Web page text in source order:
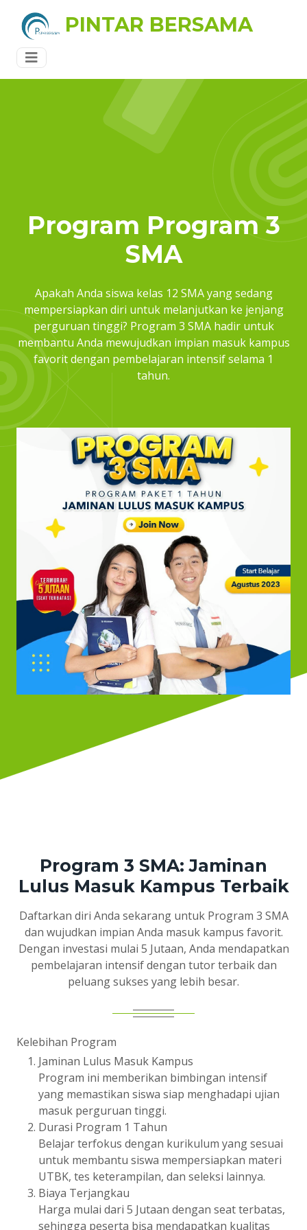
PINTAR BERSAMA
Program Program 3
SMA
Apakah Anda siswa kelas 12 SMA yang sedang
mempersiapkan diri untuk melanjutkan ke jenjang
perguruan tinggi? Program 3 SMA hadir untuk
membantu Anda mewujudkan impian masuk kampus
favorit dengan pembelajaran intensif selama 1
tahun.
Program 3 SMA: Jaminan
Lulus Masuk Kampus Terbaik
Daftarkan diri Anda sekarang untuk Program 3 SMA
dan wujudkan impian Anda masuk kampus favorit.
Dengan investasi mulai 5 Jutaan, Anda mendapatkan
pembelajaran intensif dengan tutor terbaik dan
peluang sukses yang lebih besar.
Kelebihan Program
Jaminan Lulus Masuk Kampus
Program ini memberikan bimbingan intensif
yang memastikan siswa siap menghadapi ujian
masuk perguruan tinggi.
Durasi Program 1 Tahun
Belajar terfokus dengan kurikulum yang sesuai
untuk membantu siswa mempersiapkan materi
UTBK, tes keterampilan, dan seleksi lainnya.
Biaya Terjangkau
Harga mulai dari 5 Jutaan dengan seat terbatas,
sehingga peserta bisa mendapatkan kualitas